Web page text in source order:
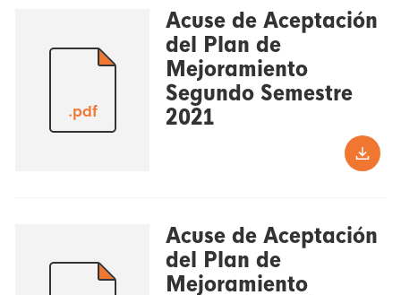
.pdf
Acuse de Aceptación
del Plan de
Mejoramiento
Segundo Semestre
2021
Acuse de Aceptación
del Plan de
Mejoramiento